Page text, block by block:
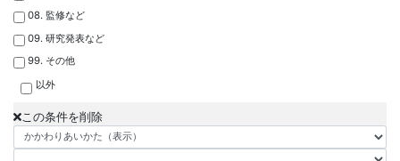
08. 監修など
09. 研究発表など
99. その他
以外
この条件を削除